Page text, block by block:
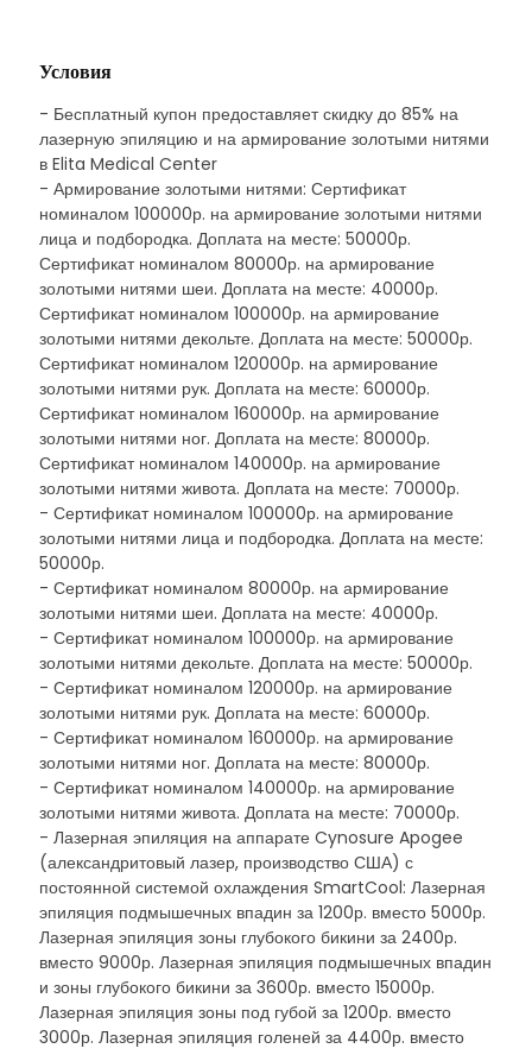
Условия
- Бесплатный купон предоставляет скидку до 85% на
лазерную эпиляцию и на армирование золотыми нитями
в Elita Medical Center
- Армирование золотыми нитями: Сертификат
номиналом 100000р. на армирование золотыми нитями
лица и подбородка. Доплата на месте: 50000р.
Сертификат номиналом 80000р. на армирование
золотыми нитями шеи. Доплата на месте: 40000р.
Сертификат номиналом 100000р. на армирование
золотыми нитями декольте. Доплата на месте: 50000р.
Сертификат номиналом 120000р. на армирование
золотыми нитями рук. Доплата на месте: 60000р.
Сертификат номиналом 160000р. на армирование
золотыми нитями ног. Доплата на месте: 80000р.
Сертификат номиналом 140000р. на армирование
золотыми нитями живота. Доплата на месте: 70000р.
- Сертификат номиналом 100000р. на армирование
золотыми нитями лица и подбородка. Доплата на месте:
50000р.
- Сертификат номиналом 80000р. на армирование
золотыми нитями шеи. Доплата на месте: 40000р.
- Сертификат номиналом 100000р. на армирование
золотыми нитями декольте. Доплата на месте: 50000р.
- Сертификат номиналом 120000р. на армирование
золотыми нитями рук. Доплата на месте: 60000р.
- Сертификат номиналом 160000р. на армирование
золотыми нитями ног. Доплата на месте: 80000р.
- Сертификат номиналом 140000р. на армирование
золотыми нитями живота. Доплата на месте: 70000р.
- Лазерная эпиляция на аппарате Cynosure Apogee
(александритовый лазер, производство США) с
постоянной системой охлаждения SmartCool: Лазерная
эпиляция подмышечных впадин за 1200р. вместо 5000р.
Лазерная эпиляция зоны глубокого бикини за 2400р.
вместо 9000р. Лазерная эпиляция подмышечных впадин
и зоны глубокого бикини за 3600р. вместо 15000р.
Лазерная эпиляция зоны под губой за 1200р. вместо
3000р. Лазерная эпиляция голеней за 4400р. вместо